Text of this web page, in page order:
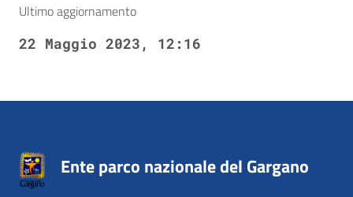
Ultimo aggiornamento
22 Maggio 2023, 12:16
Ente parco nazionale del Gargano